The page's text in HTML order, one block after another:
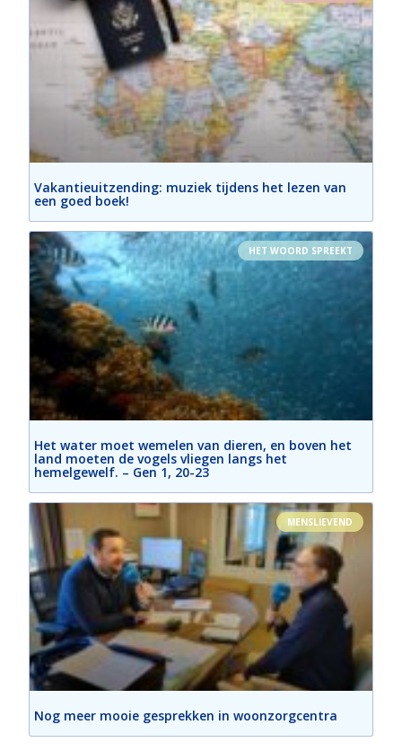
Vakantieuitzending: muziek tijdens het lezen van
een goed boek!
HET WOORD SPREEKT
Het water moet wemelen van dieren, en boven het
land moeten de vogels vliegen langs het
hemelgewelf. – Gen 1, 20-23
MENSLIEVEND
Nog meer mooie gesprekken in woonzorgcentra